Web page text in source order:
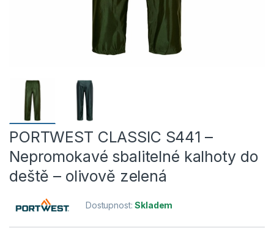
PORTWEST CLASSIC S441 –
Nepromokavé sbalitelné kalhoty do
deště – olivově zelená
Dostupnost:Skladem